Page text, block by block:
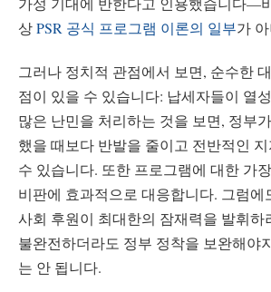
상PSR 공식 프로그램 이론의 일부가
그러나 정치적 관점에서 보면, 순수한
점이 있을 수 있습니다: 납세자들이 열
많은 난민을 처리하는 것을 보면, 정부
했을 때보다 반발을 줄이고 전반적인
수 있습니다. 또한 프로그램에 대한 가
비판에 효과적으로 대응합니다. 그럼에
사회 후원이 최대한의 잠재력을 발휘하
불완전하더라도 정부 정착을 보완해야
는 안 됩니다.